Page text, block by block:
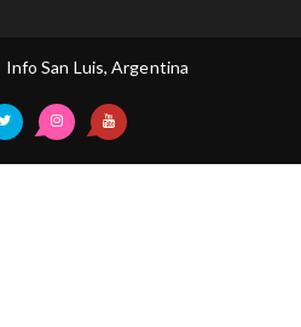
San Luis, Argentina